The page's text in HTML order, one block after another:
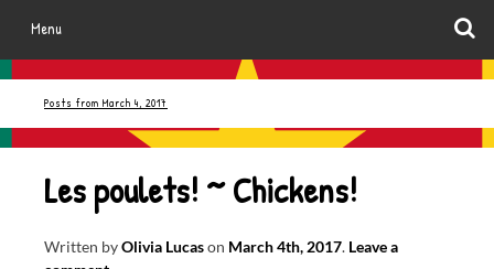
Menu
Posts from March 4, 2017
Les poulets! ~ Chickens!
Written byOlivia Lucason March 4th, 2017. Leave a